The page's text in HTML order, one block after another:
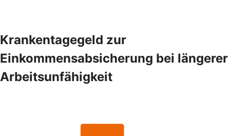
Krankentagegeld zur
Einkommensabsicherung bei längerer
Arbeitsunfähigkeit